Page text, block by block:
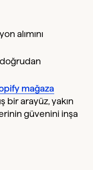
alımını
mağaza
bir arayüz, yakın
güvenini inşa